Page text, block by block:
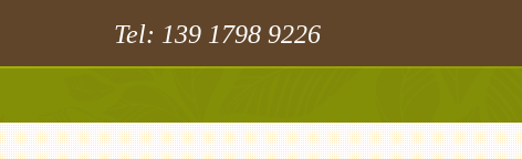
Tel: 139 1798 9226